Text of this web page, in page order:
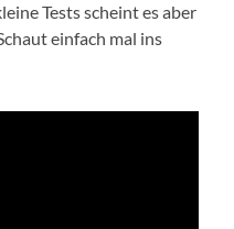
Tests scheint es aber
einfach mal ins